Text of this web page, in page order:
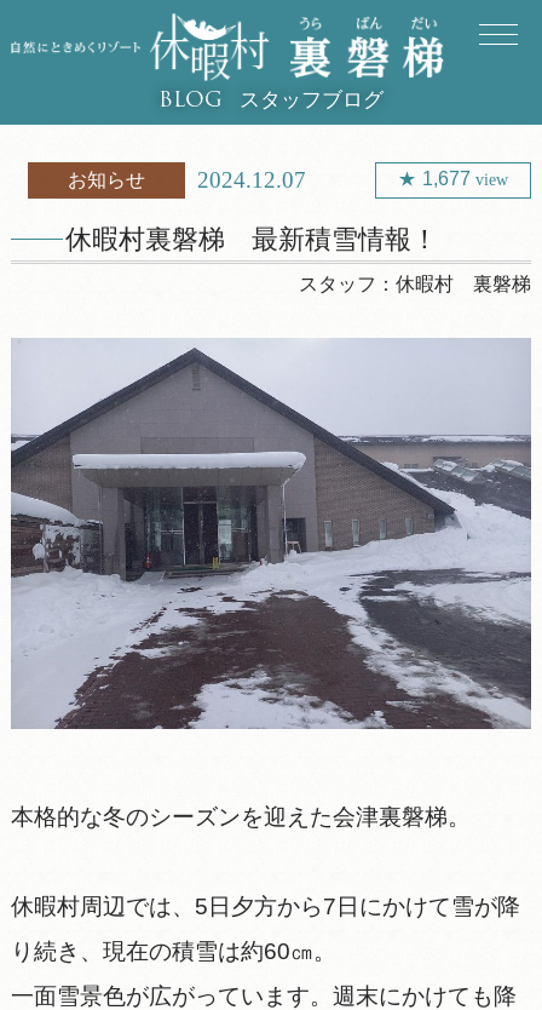
BLOG スタッフブログ
お知らせ 2024.12.07 1,677view
休暇村裏磐梯 最新積雪情報！
スタッフ：休暇村 裏磐梯
本格的な冬のシーズンを迎えた会津裏磐梯。
休暇村周辺では、5日夕方から7日にかけて雪が降
り続き、現在の積雪は約60㎝。
一面雪景色が広がっています。週末にかけても降